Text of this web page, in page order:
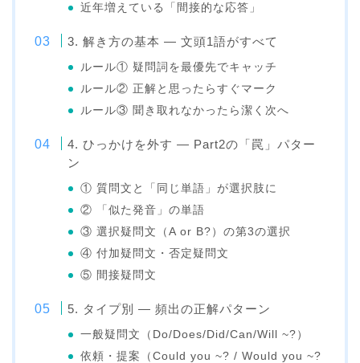
近年増えている「間接的な応答」
3. 解き方の基本 — 文頭1語がすべて
ルール① 疑問詞を最優先でキャッチ
ルール② 正解と思ったらすぐマーク
ルール③ 聞き取れなかったら潔く次へ
4. ひっかけを外す — Part2の「罠」パター
ン
① 質問文と「同じ単語」が選択肢に
② 「似た発音」の単語
③ 選択疑問文（A or B?）の第3の選択
④ 付加疑問文・否定疑問文
⑤ 間接疑問文
5. タイプ別 — 頻出の正解パターン
一般疑問文（Do/Does/Did/Can/Will ~?）
依頼・提案（Could you ~? / Would you ~?